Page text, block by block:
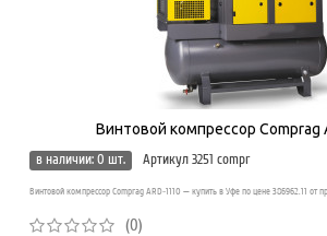
Винтовой компрессор Comprag
в наличии: 0 шт.
Артикул 3251 compr
Винтовой компрессор Comprag ARD-1110 — купить в Уфе по цене 386962.11 от
(0)